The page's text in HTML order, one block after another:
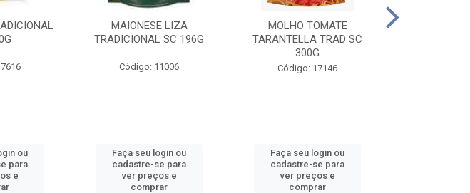
ou
para
e
MAIONESE LIZA
TRADICIONAL SC 196G
Código: 11006
Faça seu login ou
cadastre-se para
ver preços e
comprar
MOLHO TOMATE
TARANTELLA TRAD SC
300G
Código: 17146
Faça seu login ou
cadastre-se para
ver preços e
comprar